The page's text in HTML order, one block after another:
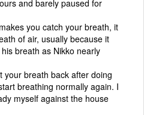
and barely paused for
you catch your breath, it
of air, usually because it
breath as Nikko nearly
your breath back after doing
breathing normally again. I
myself against the house